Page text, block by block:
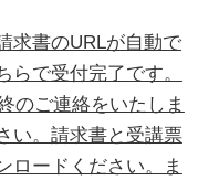
書のURLが自動で
で受付完了です。
のご連絡をいたしま
い。請求書と受講票
ロードください。ま